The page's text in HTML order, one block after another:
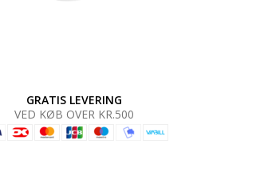
GRATIS LEVERING
VED KØB OVER KR.500